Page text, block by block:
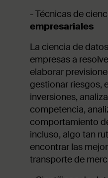
- Técnicas de
empresariales
La ciencia de
empresas a
elaborar
gestionar riesgos,
inversiones,
competencia,
comportamiento
incluso, algo tan
encontrar las
transporte de